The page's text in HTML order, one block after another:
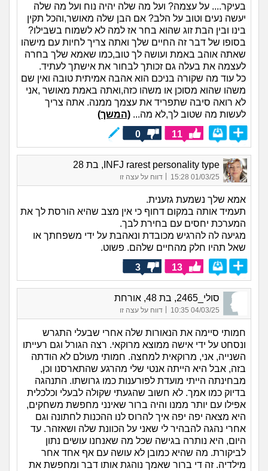
בעיקר.... על עצמה? ועל מה שלה יהיה נוח ועל מה שלה
יעשה נעים וטוב על הלב? אם הבן שלה מאושר,והכל תקין
בינו ובין הבת זוג שהוא בחר אז למה לא לשמוח בשבילו?
בסופו של דבר זה החיים שלך ואתה צריך לחיות עם מישהו
שאתה אוהב באמת ועושה לך טוב,כמו שאמא שלך בחרה
לעצמה את בעלה גם זכותך לבחור את אישתך לעתיד.
כל עוד מה שקורה בניכם הוא אהבה אמיתית טובה ואין שם
משהו שהוא מסוכן או משהו כזה,ואתה באמת מאושר ,אני
לא רואה סיבה שתפריד את עצמך ממנה. אתה צריך
לעשות מה שטוב לך,לא מה... (המשך)
11
0
INFJ rarest personality type, בת 28
01/03/25 15:28 דווח על עצה זו
אמא שלך נשמעת גזענית.
תעמיד אותה במקום דחוף כי אין מצב שהיא הורסת לך את
המערכת יחסים עם בחירת לבך.
מגיעה לה להרגיש מכובדת ונאהבת על ידי משפחתך או
שאל תהיו חלק מהחיים שלהם. פשוט.
13
3
סולי_2465, בת 48, אורחת
04/03/25 10:35 דווח על עצה זו
חמותי סיימה את הנאורות שלה אחרי שבעלי התגרש
ונסחט על ידי אישה ממוצא מרוקאי. רצה הגורל וגם רעייתו
השנייה, אני, מרוקאית למחצה. חמותי מעולם לא הודתה
בזה, אבל היא הייתה אנטי שלי מהרגע שהתארסנו וכן,
מבחינתה הייתי מועדת לפורענות כמו גרושתו. התנהגה
בדיוק כמו אמך. לא חשוב שהגעתי שקולה לבעלי וכלכלית
אפילו עם יותר ממנו והיה ברור שאינני מחפשת משחקים,
היא מצאה יפה יפה איך להרוס לנו ההכנות לחתונה וגם
אחרי נהגה להבהיר לי שאני על הכוונת שלה ושאזהר. עד
היום, היא נותרה בגישה שכל מה שאנחנו עושים נתון
לביקורת. מה שהיא כמובן לא עושה עם אף אחד אחר
מילדיה. זה די ברור שאמך נוהגת אותו דבר ומחפשת את